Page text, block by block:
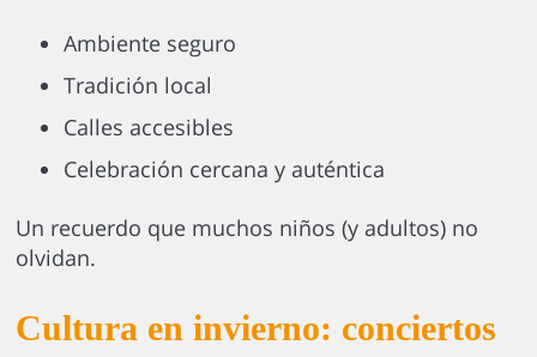
Ambiente seguro
Tradición local
Calles accesibles
Celebración cercana y auténtica
Un recuerdo que muchos niños (y adultos) no
olvidan.
Cultura en invierno: conciertos